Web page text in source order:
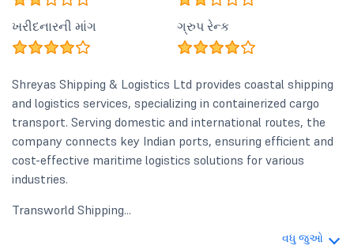
ખરીદનારની માંગ ગ્રુપ રેન્ક
Shreyas Shipping & Logistics Ltd provides coastal shipping
and logistics services, specializing in containerized cargo
transport. Serving domestic and international routes, the
company connects key Indian ports, ensuring efficient and
cost-effective maritime logistics solutions for various
industries.
Transworld Shipping...
વધુ જુઓ